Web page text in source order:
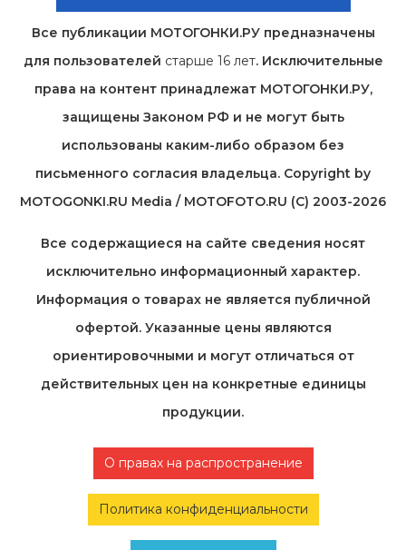
Все публикации МОТОГОНКИ.РУ предназначены
для пользователей старше 16 лет. Исключительные
права на контент принадлежат МОТОГОНКИ.РУ,
защищены Законом РФ и не могут быть
использованы каким-либо образом без
письменного согласия владельца. Copyright by
MOTOGONKI.RU Media / MOTOFOTO.RU (C) 2003-2026
Все содержащиеся на cайте сведения носят
исключительно информационный характер.
Информация о товарах не является публичной
офертой. Указанные цены являются
ориентировочными и могут отличаться от
действительных цен на конкретные единицы
продукции.
О правах на распространение
Политика конфиденциальности